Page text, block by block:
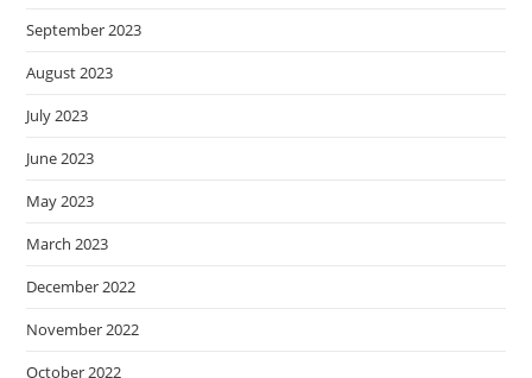
September 2023
August 2023
July 2023
June 2023
May 2023
March 2023
December 2022
November 2022
October 2022